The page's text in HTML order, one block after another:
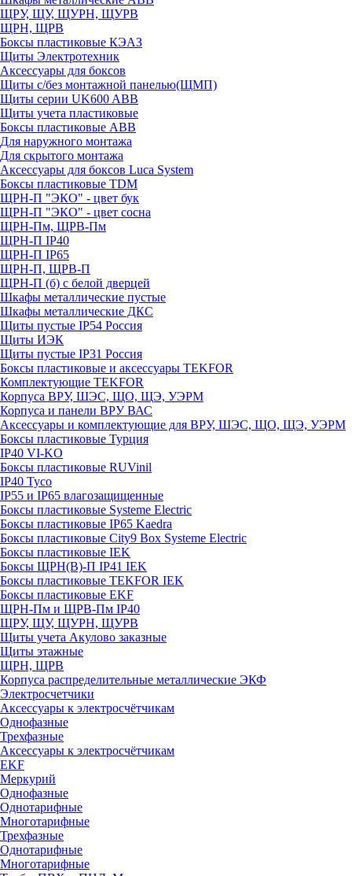
ЩРУ, ЩУ, ЩУРН, ЩУРВ
ЩРН, ЩРВ
Боксы пластиковые КЭАЗ
Щиты Электротехник
Аксессуары для боксов
Щиты с/без монтажной панелью(ЩМП)
Щиты серии UK600 ABB
Щиты учета пластиковые
Боксы пластиковые ABB
Для наружного монтажа
Для скрытого монтажа
Аксессуары для боксов Luca System
Боксы пластиковые TDM
ЩРН-П "ЭКО" - цвет бук
ЩРН-П "ЭКО" - цвет сосна
ЩРН-Пм, ЩРВ-Пм
ЩРН-П IP40
ЩРН-П IP65
ЩРН-П, ЩРВ-П
ЩРН-П (б) с белой дверцей
Шкафы металлические пустые
Шкафы металлические ДКС
Щиты пустые IP54 Россия
Щиты ИЭК
Щиты пустые IP31 Россия
Боксы пластиковые и аксессуары TEKFOR
Комплектующие TEKFOR
Корпуса ВРУ, ШЭС, ЩО, ЩЭ, УЭРМ
Корпуса и панели ВРУ ВАС
Аксессуары и комплектующие для ВРУ, ШЭС, ЩО, ЩЭ, УЭРМ
Боксы пластиковые Турция
IP40 VI-KO
Боксы пластиковые RUVinil
IP40 Тусо
IP55 и IP65 влагозащищенные
Боксы пластиковые Systeme Electric
Боксы пластиковые IP65 Kaedra
Боксы пластиковые City9 Box Systeme Electric
Боксы пластиковые IEK
Боксы ЩРН(В)-П IP41 IEK
Боксы пластиковые TEKFOR IEK
Боксы пластиковые EKF
ЩРН-Пм и ЩРВ-Пм IP40
ЩРУ, ЩУ, ЩУРН, ЩУРВ
Щиты учета Акулово заказные
Щиты этажные
ЩРН, ЩРВ
Корпуса распределительные металлические ЭКФ
Электросчетчики
Аксессуары к электросчётчикам
Однофазные
Трехфазные
Аксессуары к электросчётчикам
EKF
Меркурий
Однофазные
Однотарифные
Многотарифные
Трехфазные
Однотарифные
Многотарифные